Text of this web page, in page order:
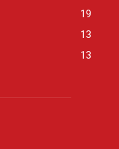
19
13
13